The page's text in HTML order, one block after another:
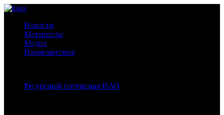
Новости
Материалы
Медиа
Происшествия
Ресурсный потенциал НАО